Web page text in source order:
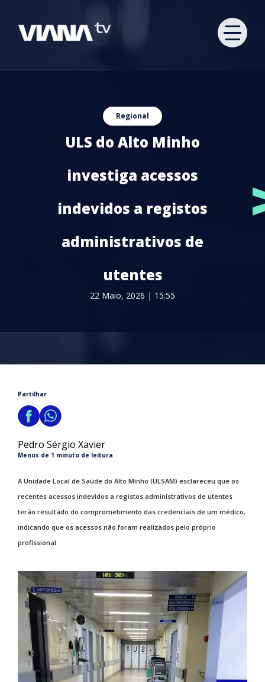
Regional
ULS do Alto Minho
investiga acessos
indevidos a registos
administrativos de
utentes
22 Maio, 2026 | 15:55
Partilhar
Pedro Sérgio Xavier
Menos de 1 minuto de leitura
A Unidade Local de Saúde do Alto Minho (ULSAM) esclareceu que os
recentes acessos indevidos a registos administrativos de utentes
terão resultado do comprometimento das credenciais de um médico,
indicando que os acessos não foram realizados pelo próprio
profissional.